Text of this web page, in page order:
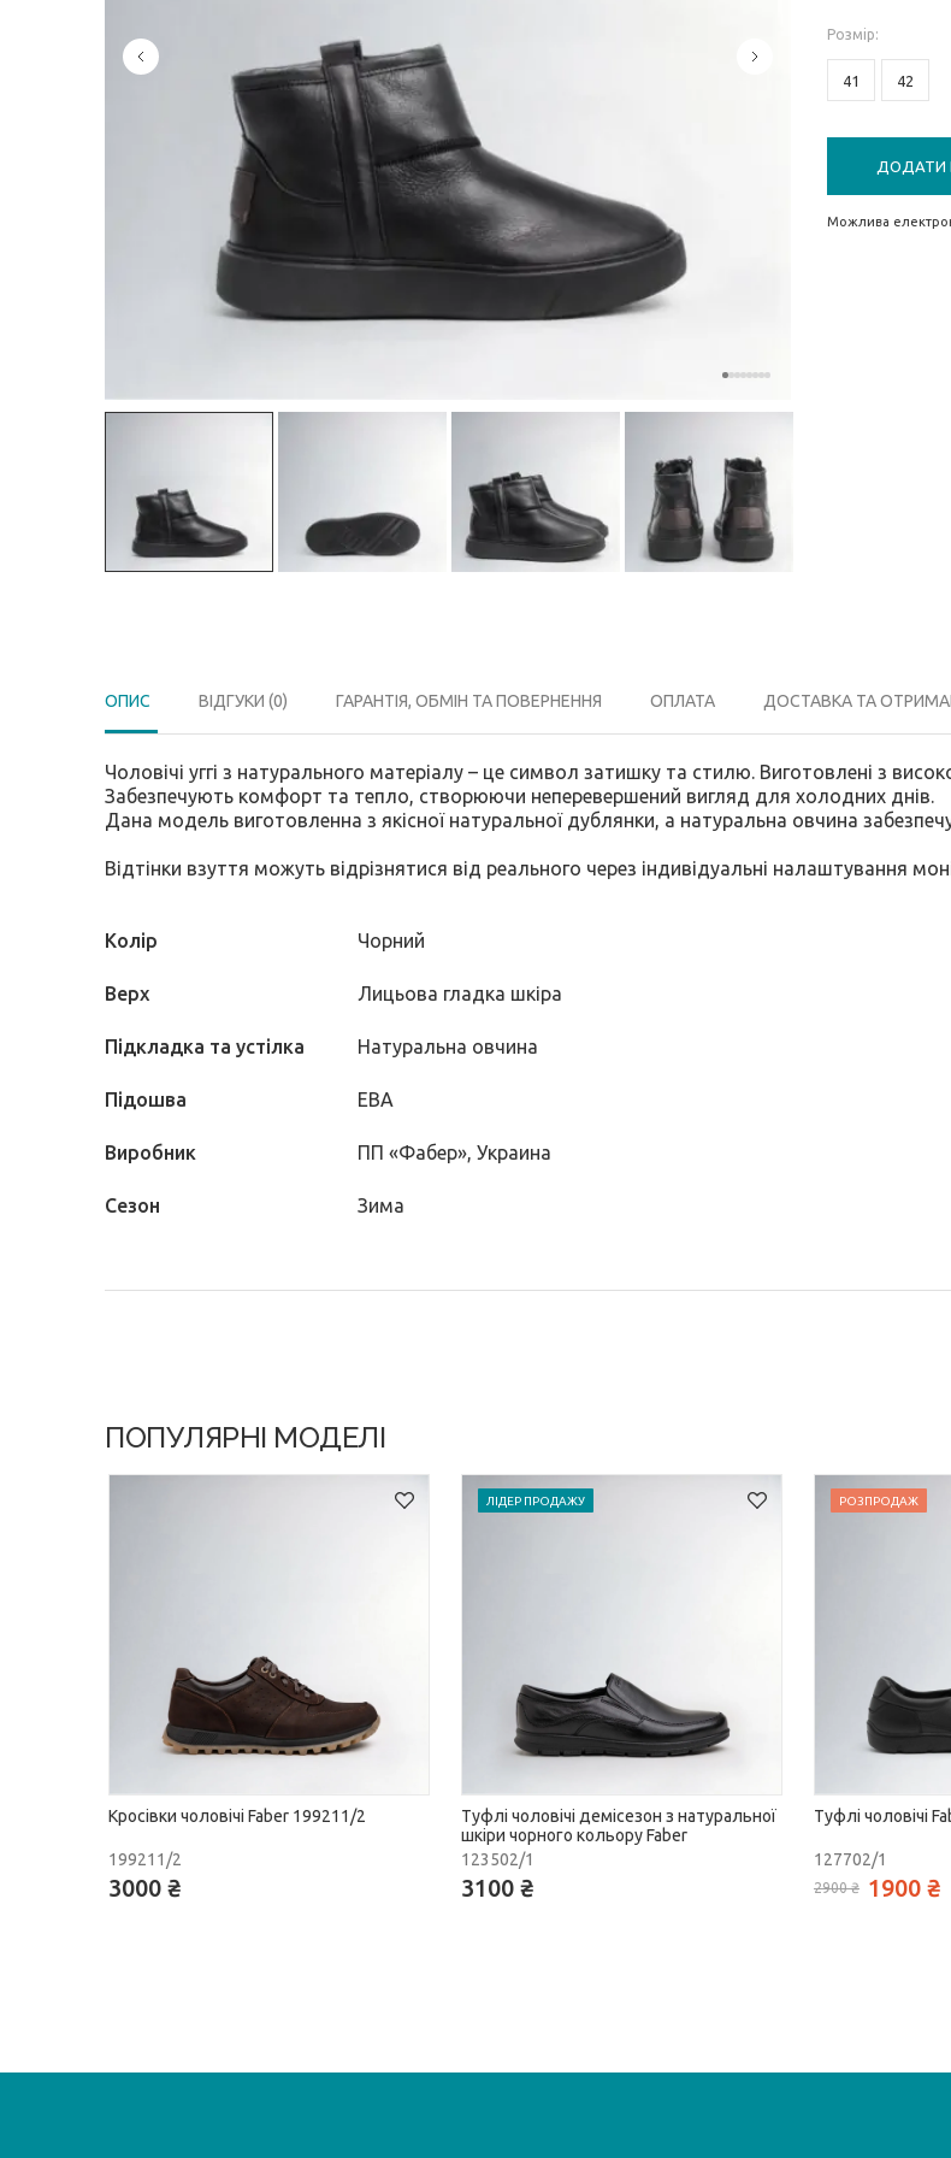
Розмiр:
41 42
ДОДАТИ
Можлива
ОПИС ВІДГУКИ (0) ГАРАНТІЯ, ОБМІН ТА ПОВЕРНЕННЯ ОПЛАТА ДОСТАВКА ТА
Чоловічі уггі з натурального матеріалу – це символ затишку та стилю. Виготовлені з
Забезпечують комфорт та тепло, створюючи неперевершений вигляд для холодних днів.
Дана модель виготовленна з якісної натуральної дублянки, а натуральна овчина
Відтінки взуття можуть відрізнятися від реального через індивідуальні налаштування
Колір Чорний
Верх Лицьова гладка шкіра
Підкладка та устілка Натуральна овчина
Підошва ЕВА
Виробник ПП «Фабер», Украина
Сезон Зима
ПОПУЛЯРНІ МОДЕЛІ
Кросівки чоловічі Faber 199211/2
199211/2
3000 ₴
ЛІДЕР ПРОДАЖУ
Туфлі чоловічі демісезон з натуральної
шкіри чорного кольору Faber
123502/1
3100 ₴
РОЗПРОДАЖ
Туфлі чоловічі
127702/1
2900 ₴ 1900 ₴